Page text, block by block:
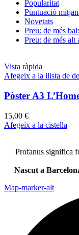
Popularitat
Puntuació
Novetats
Preu: de més
Preu: de més alt
Vista ràpida
Afegeix a la llista de
Pòster A3
15,00 €
Afegeix a la cistella
Profanus significa
Nascut a
Map-marker-alt